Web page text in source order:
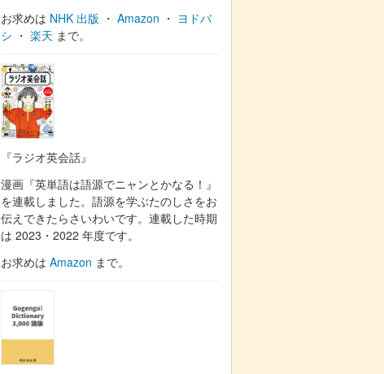
お求めは NHK 出版 ・ Amazon ・ ヨドバ
シ ・ 楽天 まで。
『ラジオ英会話』
漫画『英単語は語源でニャンとかなる！』
を連載しました。語源を学ぶたのしさをお
伝えできたらさいわいです。連載した時期
は 2023・2022 年度です。
お求めは Amazon まで。